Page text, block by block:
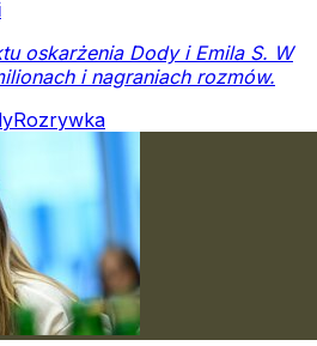
oskarżenia Dody i Emila S. W
i nagraniach rozmów.
Rozrywka